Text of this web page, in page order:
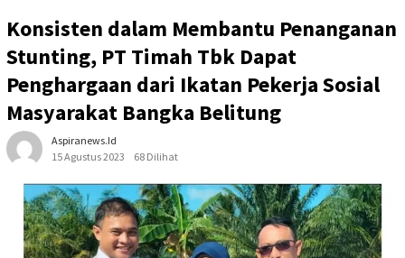
Konsisten dalam Membantu Penanganan
Stunting, PT Timah Tbk Dapat
Penghargaan dari Ikatan Pekerja Sosial
Masyarakat Bangka Belitung
Aspiranews.id
15 Agustus 2023
68 Dilihat